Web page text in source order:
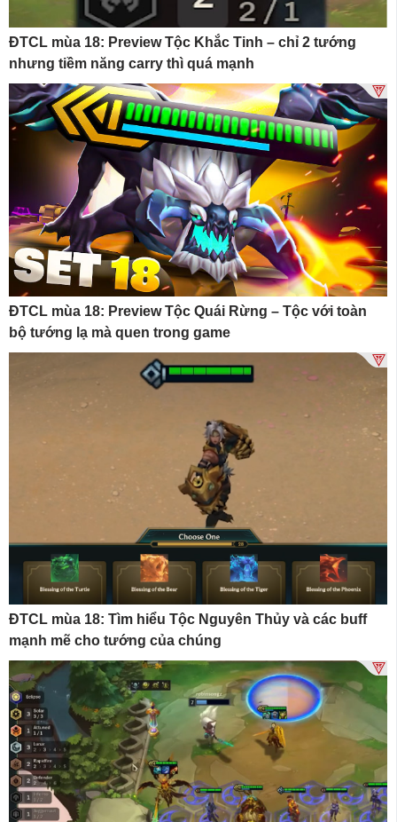
ĐTCL mùa 18: Preview Tộc Khắc Tinh – chỉ 2 tướng
nhưng tiềm năng carry thì quá mạnh
ĐTCL mùa 18: Preview Tộc Quái Rừng – Tộc với toàn
bộ tướng lạ mà quen trong game
ĐTCL mùa 18: Tìm hiểu Tộc Nguyên Thủy và các buff
mạnh mẽ cho tướng của chúng